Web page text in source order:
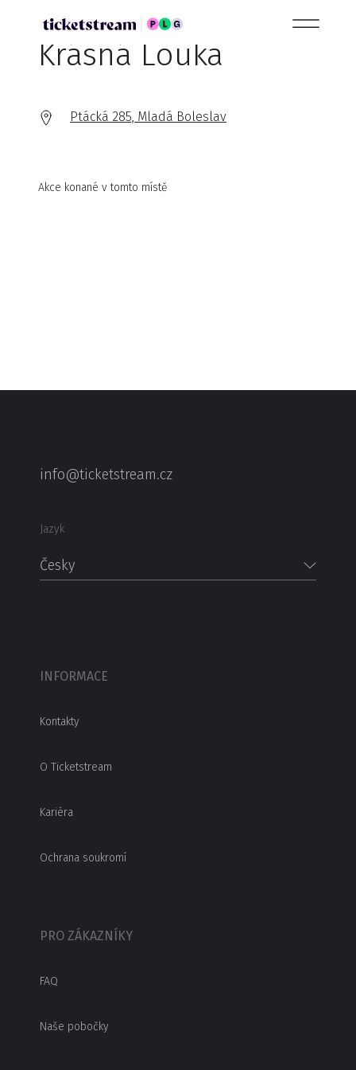
Krásná Louka
Ptácká 285, Mladá Boleslav
Akce konané v tomto místě
info@ticketstream.cz
Jazyk
Česky
INFORMACE
Kontakty
O Ticketstream
Kariéra
Ochrana soukromí
PRO ZÁKAZNÍKY
FAQ
Naše pobočky